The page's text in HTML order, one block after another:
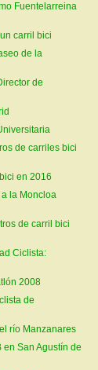
Fuentelarreina
carril bici
de la
de
de carriles bici
en 2016
la Moncloa
de carril bici
Ciclista:
2008
de
río Manzanares
en San Agustín de